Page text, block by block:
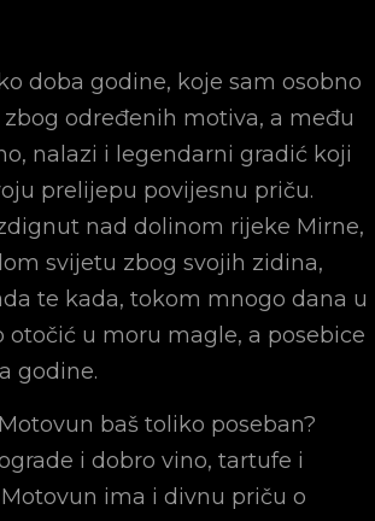
doba godine, koje sam osobno
određenih motiva, a među
nalazi i legendarni gradić koji
prelijepu povijesnu priču.
nad dolinom rijeke Mirne,
svijetu zbog svojih zidina,
te kada, tokom mnogo dana u
otočić u moru magle, a posebice
godine.
baš toliko poseban?
i dobro vino, tartufe i
ima i divnu priču o